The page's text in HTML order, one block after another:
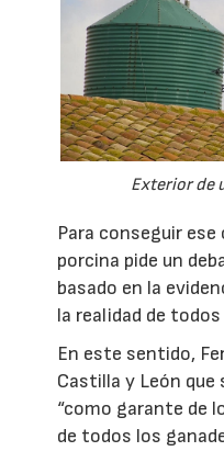
Exterior de
Para conseguir
porcina pide un
basado en la
la realidad de
En este sentido,
Castilla y León que
“como garante de
de todos los